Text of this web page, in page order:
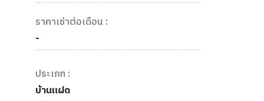
ราคาเช่าต่อเดือน :
-
ประเภท :
บ้านแฝด